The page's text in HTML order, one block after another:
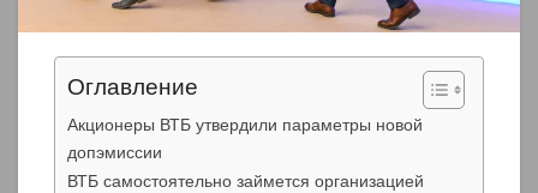
Оглавление
Акционеры ВТБ утвердили параметры новой
допэмиссии
ВТБ самостоятельно займется организацией